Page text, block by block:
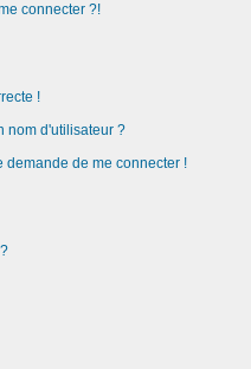
connecter ?!
!
nom d'utilisateur ?
demande de me connecter !